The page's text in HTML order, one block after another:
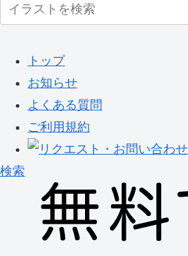
トップ
お知らせ
よくある質問
ご利用規約
検索